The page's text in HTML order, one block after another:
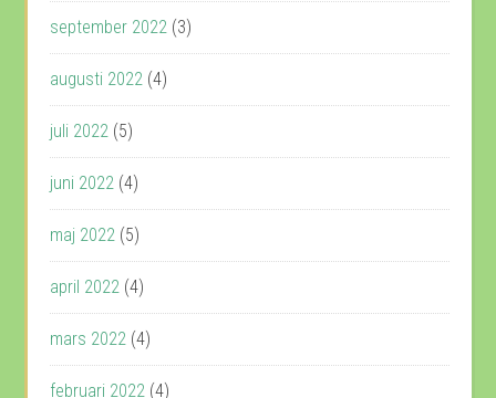
september 2022 (3)
augusti 2022 (4)
juli 2022 (5)
juni 2022 (4)
maj 2022 (5)
april 2022 (4)
mars 2022 (4)
februari 2022 (4)